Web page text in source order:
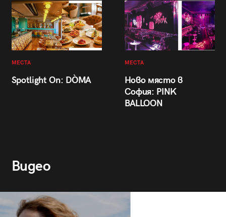
МЕСТА
Spotlight On: DÒMA
МЕСТА
Ново място в
София: PINK
BALLOON
Видео